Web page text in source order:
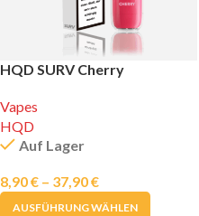
HQD SURV Cherry
Vapes
HQD
Auf Lager
8,90€ – 37,90€
AUSFÜHRUNG WÄHLEN